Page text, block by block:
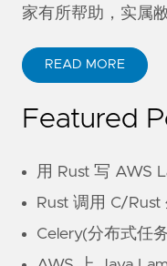
家有所帮助，实属
READ MORE
Featured
用 Rust 写 AWS
Rust 调用 C/
Celery(分布式任